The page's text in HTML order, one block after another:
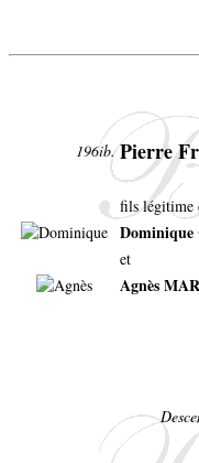
196ib. Pierre
fils légitime
et
Agnès